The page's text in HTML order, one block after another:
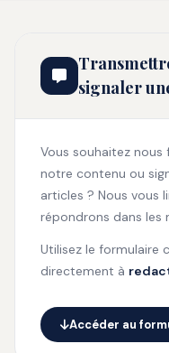
signaler
Vous souhaitez
notre contenu ou
articles ? Nous vous
répondrons dans les
Utilisez le formulaire
directement à
Accéder au